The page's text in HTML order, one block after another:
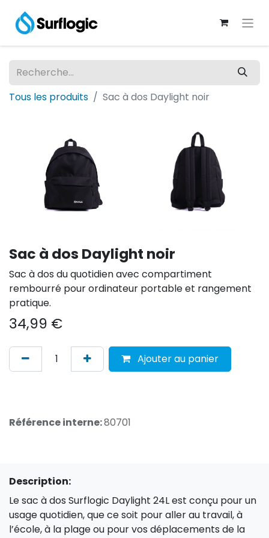
Tous les produits Sac à dos Daylight noir
Sac à dos Daylight noir
Sac à dos du quotidien avec compartiment
rembourré pour ordinateur portable et rangement
pratique.
34,99 €
Ajouter au panier
Référence interne:80701
Description:
Le sac à dos Surflogic Daylight 24L est conçu pour un
usage quotidien, que ce soit pour aller au travail, à
l’école, à la plage ou pour vos déplacements de la